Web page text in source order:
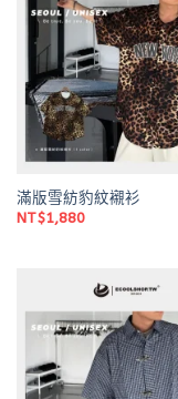
滿版雪紡豹紋襯衫
NT$1,880